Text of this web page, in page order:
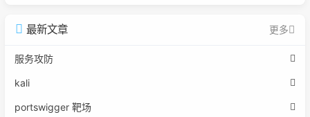
最新文章 更多
服务攻防
kali
portswigger 靶场